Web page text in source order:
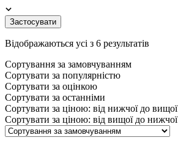
Застосувати
Відображаються усі з 6 результатів
Сортування за замовчуванням
Сортувати за популярністю
Сортувати за оцінкою
Сортувати за останніми
Сортувати за ціною: від нижчої до вищої
Сортувати за ціною: від вищої до нижчої